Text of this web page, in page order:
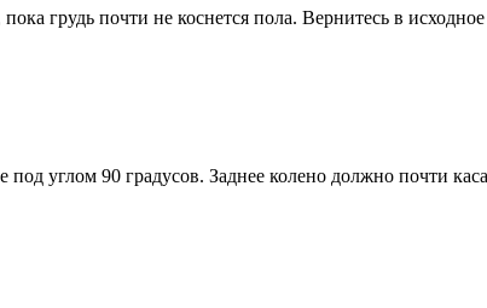
грудь почти не коснется пола. Вернитесь в
углом 90 градусов. Заднее колено должно почти